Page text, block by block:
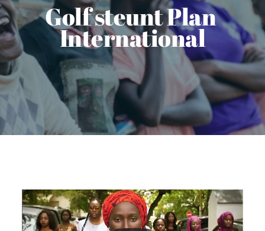
Golf steunt Plan
International